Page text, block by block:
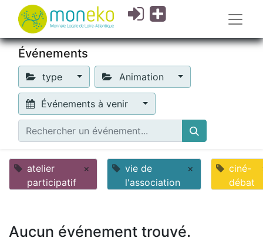
Événements
type Animation
Événements à venir
atelier
participatif
×
vie de
l'association
×
ciné-
débat
Aucun événement trouvé.